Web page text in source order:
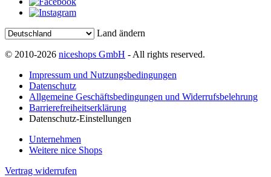
Land ändern
© 2010-2026 niceshops GmbH - All rights reserved.
Impressum und Nutzungsbedingungen
Datenschutz
Allgemeine Geschäftsbedingungen und Widerrufsbelehrung
Barrierefreiheitserklärung
Datenschutz-Einstellungen
Unternehmen
Weitere nice Shops
Vertrag widerrufen